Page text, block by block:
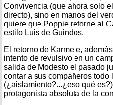
Convivencia (que ahora solo
directo), sino en manos del
quiere que Poppie retorne al
estilo Luis de Guindos.
El retorno de Karmele,
intento de revulsivo en un
salida de Modesto el pasado
contar a sus compañeros
(¿aislamiento?...¿eso qué
protagonista absoluta de la